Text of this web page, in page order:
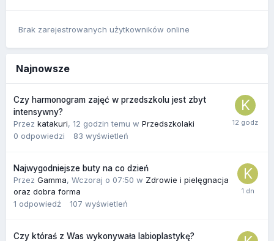
Brak zarejestrowanych użytkowników online
Najnowsze
Czy harmonogram zajęć w przedszkolu jest zbyt
intensywny?
Przez katakuri, 12 godzin temu w Przedszkolaki
0 odpowiedzi 83 wyświetleń
Najwygodniejsze buty na co dzień
Przez Gamma, Wczoraj o 07:50 w Zdrowie i pielęgnacja
oraz dobra forma
1 odpowiedź 107 wyświetleń
Czy któraś z Was wykonywała labioplastykę?